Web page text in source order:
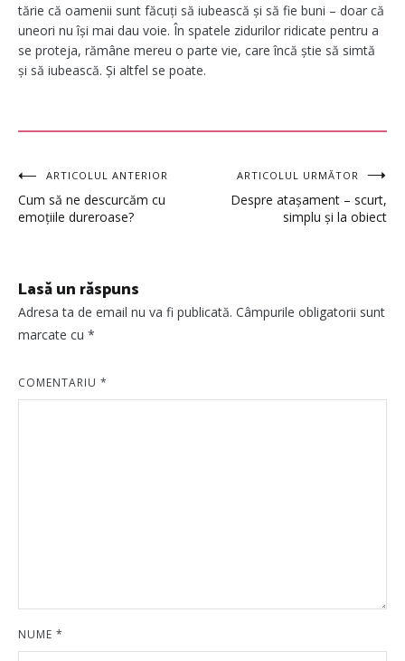
tărie că oamenii sunt făcuți să iubească și să fie buni – doar că
uneori nu își mai dau voie. În spatele zidurilor ridicate pentru a
se proteja, rămâne mereu o parte vie, care încă știe să simtă
și să iubească. Și altfel se poate.
Navigare
în
ARTICOLUL ANTERIOR
Cum să ne descurcăm cu
emoțiile dureroase?
ARTICOLUL URMĂTOR
Despre atașament – scurt,
simplu și la obiect
Lasă un răspuns
Adresa ta de email nu va fi publicată. Câmpurile obligatorii sunt
marcate cu *
COMENTARIU *
NUME *